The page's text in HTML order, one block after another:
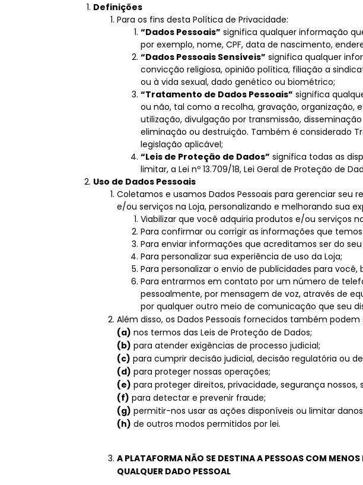
Definições
Para os fins desta Política de Privacidade:
“Dados Pessoais” significa qualquer informação
por exemplo, nome, CPF, data de nascimento,
“Dados Pessoais Sensíveis” significa qualquer
convicção religiosa, opinião política, filiação a
ou à vida sexual, dado genético ou biométrico;
“Tratamento de Dados Pessoais” significa
ou não, tal como a recolha, gravação,
utilização, divulgação por transmissão,
eliminação ou destruição. Também é considerado
legislação aplicável;
“Leis de Proteção de Dados” significa todas as
limitar, a Lei nº 13.709/18, Lei Geral de Proteção de
Uso de Dados Pessoais
Coletamos e usamos Dados Pessoais para gerenciar
e/ou serviços na Loja, personalizando e melhorando sua
Viabilizar que você adquiria produtos e/ou serviços
Para confirmar ou corrigir as informações que
Para enviar informações que acreditamos ser do
Para personalizar sua experiência de uso da Loja;
Para personalizar o envio de publicidades para
Para entrarmos em contato por um número de
pessoalmente, por mensagem de voz, através de
por qualquer outro meio de comunicação que seu
Além disso, os Dados Pessoais fornecidos também
(a) nos termos das Leis de Proteção de Dados;
(b) para atender exigências de processo judicial;
(c) para cumprir decisão judicial, decisão regulatória ou
(d) para proteger nossas operações;
(e) para proteger direitos, privacidade, segurança nossos,
(f) para detectar e prevenir fraude;
(g) permitir-nos usar as ações disponíveis ou limitar
(h) de outros modos permitidos por lei.
A PLATAFORMA NÃO SE DESTINA A PESSOAS COM
QUALQUER DADO PESSOAL